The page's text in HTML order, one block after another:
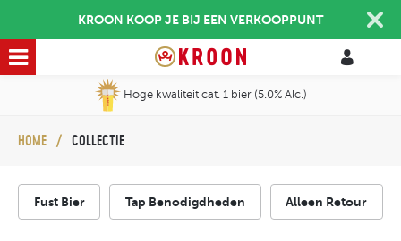
KROON KOOP JE BIJ EEN VERKOOPPUNT
Hoge kwaliteit cat. 1 bier (5.0% Alc.)
HOME COLLECTIE
Fust Bier Tap Benodigdheden Alleen Retour